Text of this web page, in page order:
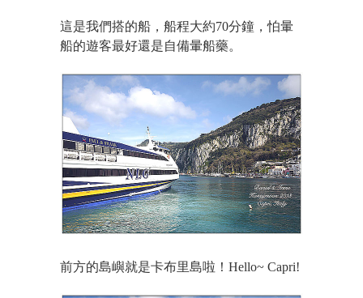
這是我們搭的船，船程大約70分鐘，怕暈
船的遊客最好還是自備暈船藥。
前方的島嶼就是卡布里島啦！Hello~ Capri!